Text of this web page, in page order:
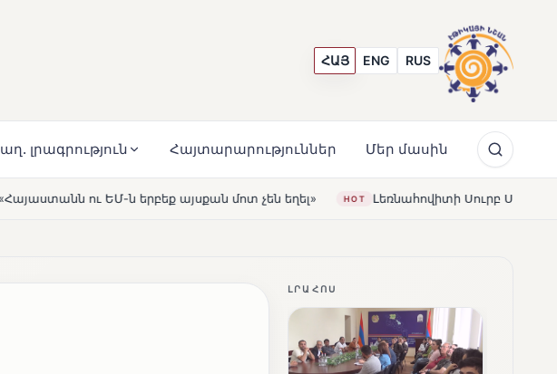
ՀԱՅ ENG RUS
լրագրություն Հայտարարություններ Մեր մասին
մոտ չեն եղել» HOT Լեռնահովիտի Սուրբ Ստեփանոս եկեղեցին
ԼՐԱՀՈՍ